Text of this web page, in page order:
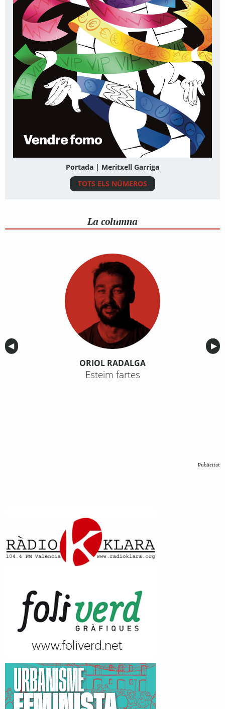
Portada | Meritxell Garriga
TOTS ELS NÚMEROS
La columna
Anterior
◀︎ ▶︎
ORIOL RADALGA
Esteim fartes
Publicitat